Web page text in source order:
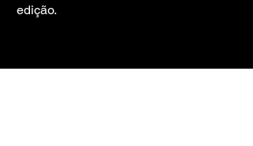
edição.